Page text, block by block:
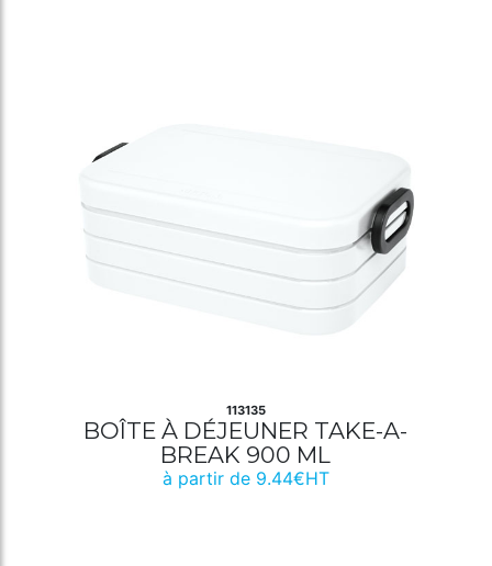
113135
BOÎTE À DÉJEUNER TAKE-A-
BREAK 900 ML
à partir de 9.44€HT